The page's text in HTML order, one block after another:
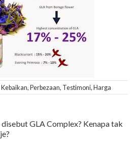
Perbezaan, Testimoni, Harga
GLA Complex? Kenapa tak